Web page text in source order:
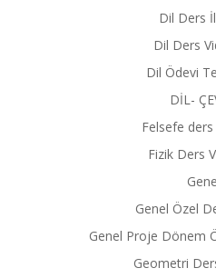
Dil Ders
Dil Ders
Dil Ödevi
DİL-
Felsefe ders
Fizik Ders
Genel Özel
Genel Proje Dönem
Geometri